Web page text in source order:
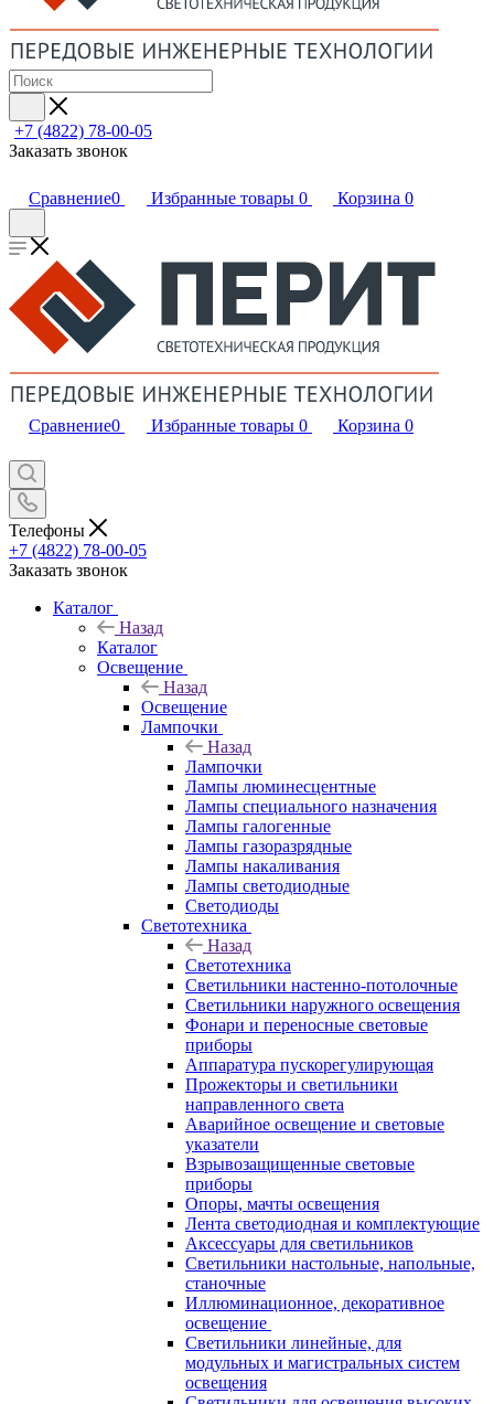
+7 (4822) 78-00-05
Заказать звонок
Сравнение0 Избранные товары 0 Корзина 0
Сравнение0 Избранные товары 0 Корзина 0
Телефоны
+7 (4822) 78-00-05
Заказать звонок
Каталог
Назад
Каталог
Освещение
Назад
Освещение
Лампочки
Назад
Лампочки
Лампы люминесцентные
Лампы специального назначения
Лампы галогенные
Лампы газоразрядные
Лампы накаливания
Лампы светодиодные
Светодиоды
Светотехника
Назад
Светотехника
Светильники настенно-потолочные
Светильники наружного освещения
Фонари и переносные световые
приборы
Аппаратура пускорегулирующая
Прожекторы и светильники
направленного света
Аварийное освещение и световые
указатели
Взрывозащищенные световые
приборы
Опоры, мачты освещения
Лента светодиодная и комплектующие
Аксессуары для светильников
Светильники настольные, напольные,
станочные
Иллюминационное, декоративное
освещение
Светильники линейные, для
модульных и магистральных систем
освещения